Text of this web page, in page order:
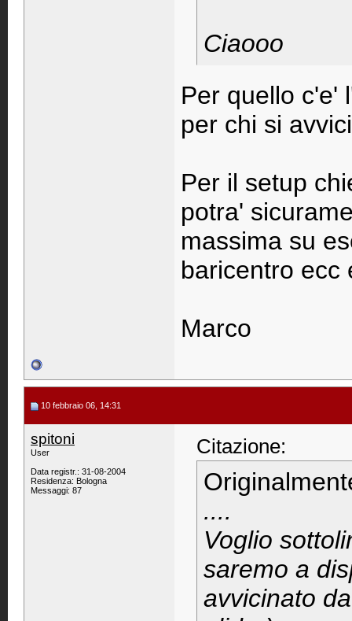
Ciaooo
Per quello c'e'
per chi si
Per il setup
potra'
massima su
baricentro ecc
Marco
10 febbraio 06, 14:31
spitoni
User
Data registr.: 31-08-2004
Residenza: Bologna
Messaggi: 87
Citazione:
....
Voglio
saremo a
avvicinato